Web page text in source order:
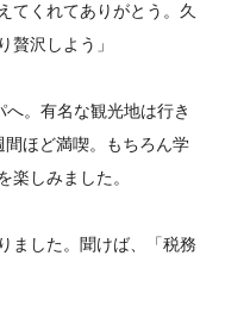
てくれてありがとう。久
贅沢しよう」
。有名な観光地は行き
ほど満喫。もちろん学
楽しみました。
ました。聞けば、「税務